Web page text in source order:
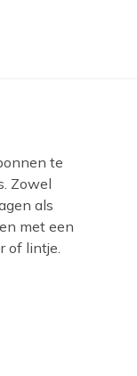
te
Zowel
als
met een
of lintje.